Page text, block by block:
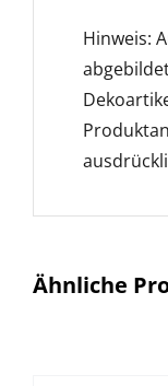
Hinweis:
Ähnliche